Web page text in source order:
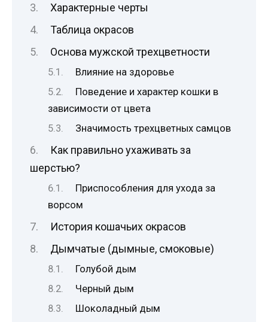
Характерные черты
Таблица окрасов
Основа мужской трехцветности
Влияние на здоровье
Поведение и характер кошки в
зависимости от цвета
Значимость трехцветных самцов
Как правильно ухаживать за
шерстью?
Приспособления для ухода за
ворсом
История кошачьих окрасов
Дымчатые (дымные, смоковые)
Голубой дым
Черный дым
Шоколадный дым